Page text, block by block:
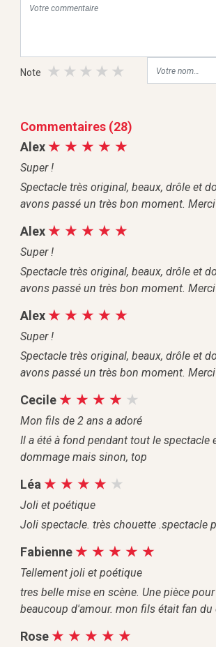
Note
Commentaires (28)
Alex
Super !
Spectacle très original, beaux, drôle et
avons passé un très bon moment.
Alex
Super !
Spectacle très original, beaux, drôle et
avons passé un très bon moment.
Alex
Super !
Spectacle très original, beaux, drôle et
avons passé un très bon moment.
Cecile
Mon fils de 2 ans a adoré
Il a été à fond pendant tout le spectacle
dommage mais sinon, top
Léa
Joli et poétique
Joli spectacle. très chouette .spectacle
Fabienne
Tellement joli et poétique
tres belle mise en scène. Une pièce
beaucoup d'amour. mon fils était fan
Rose